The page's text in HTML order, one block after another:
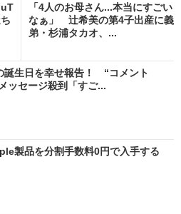
「4人のお母さん...本当にすごい
なぁ」 辻希美の第4子出産に義
弟・杉浦タカオ、...
誕生日を幸せ報告！ “コメント
ッセージ殺到「すご...
製品を分割手数料0円で入手する